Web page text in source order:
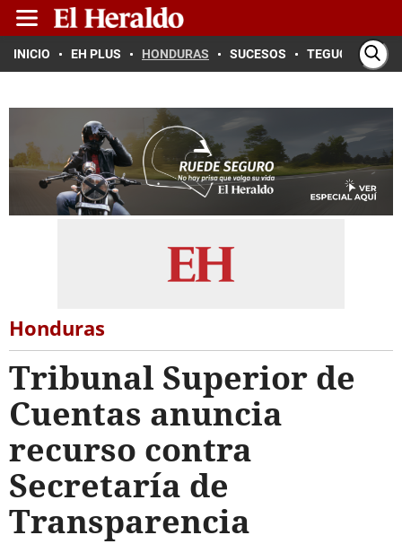
INICIO EH PLUS HONDURAS SUCESOS TEGUCIGALPA
Honduras
Tribunal Superior de
Cuentas anuncia
recurso contra
Secretaría de
Transparencia